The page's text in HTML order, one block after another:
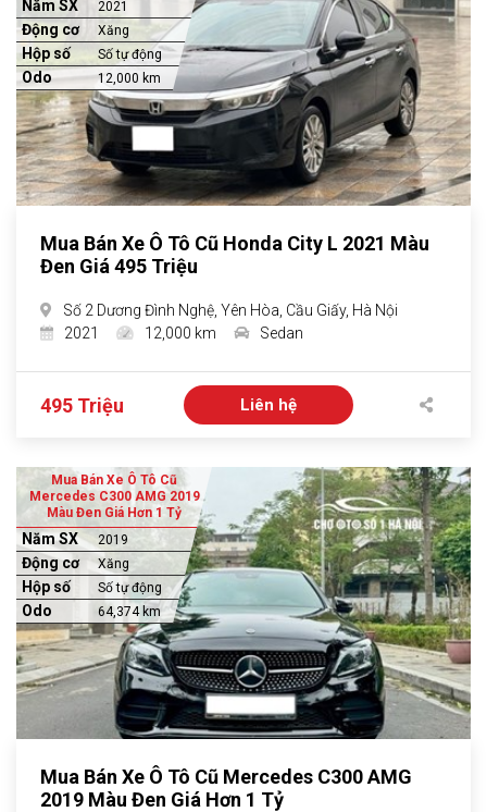
Năm SX 2021
Động cơ Xăng
Hộp số Số tự động
Odo 12,000 km
Mua Bán Xe Ô Tô Cũ Honda City L 2021 Màu
Đen Giá 495 Triệu
Số 2 Dương Đình Nghệ, Yên Hòa, Cầu Giấy, Hà Nội
2021
12,000 km Sedan
495 Triệu Liên hệ
Mua Bán Xe Ô Tô Cũ
Mercedes C300 AMG 2019
Màu Đen Giá Hơn 1 Tỷ
Năm SX 2019
Động cơ Xăng
Hộp số Số tự động
Odo 64,374 km
Mua Bán Xe Ô Tô Cũ Mercedes C300 AMG
2019 Màu Đen Giá Hơn 1 Tỷ